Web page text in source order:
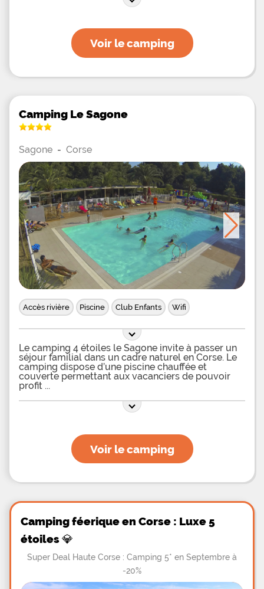
Voir le camping
Camping Le Sagone
Sagone - Corse
Accès rivière Piscine Club Enfants Wifi
Le camping 4 étoiles le Sagone invite à passer un
séjour familial dans un cadre naturel en Corse. Le
camping dispose d’une piscine chauffée et
couverte permettant aux vacanciers de pouvoir
profit
Voir le camping
Camping féerique en Corse : Luxe 5
étoiles 💎
Super Deal Haute Corse : Camping 5* en Septembre à
-20%